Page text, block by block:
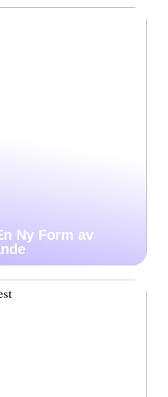
Ny Form av